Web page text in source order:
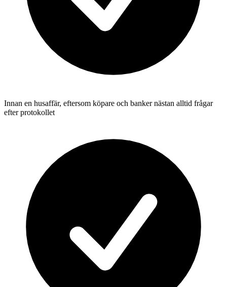
Innan en husaffär, eftersom köpare och banker nästan alltid frågar
efter protokollet